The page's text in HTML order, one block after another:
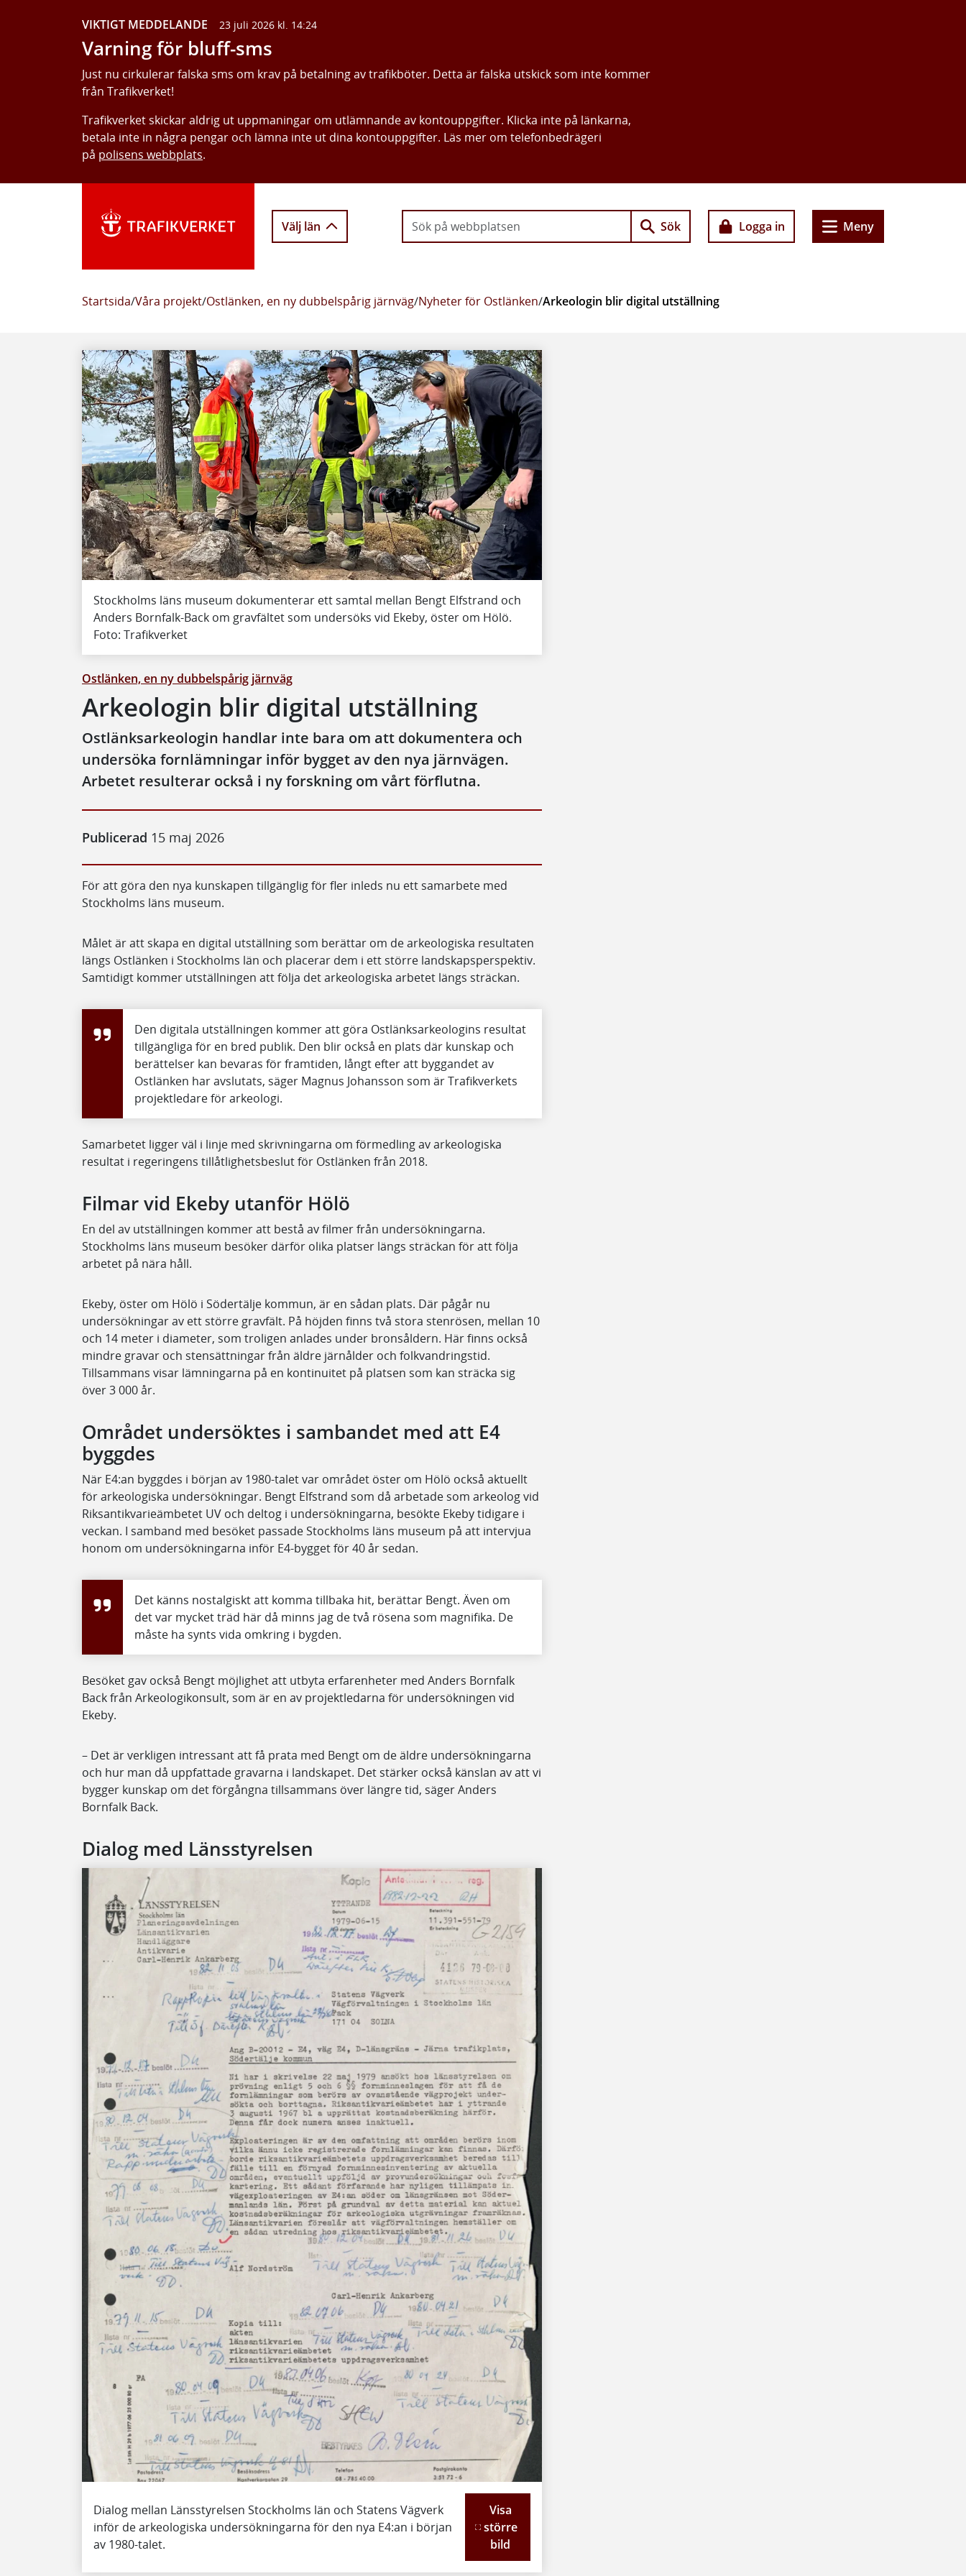
VIKTIGT MEDDELANDE 23 juli 2026 kl. 14:24
Varning för bluff-sms
Just nu cirkulerar falska sms om krav på betalning av trafikböter. Detta är falska utskick som inte kommer
från Trafikverket!
Trafikverket skickar aldrig ut uppmaningar om utlämnande av kontouppgifter. Klicka inte på länkarna,
betala inte in några pengar och lämna inte ut dina kontouppgifter. Läs mer om telefonbedrägeri
på polisens webbplats.
Välj län Sök Logga in Meny
Startsida/Våra projekt/Ostlänken, en ny dubbelspårig järnväg/Nyheter för Ostlänken/Arkeologin blir digital utställning
Stockholms läns museum dokumenterar ett samtal mellan Bengt Elfstrand och
Anders Bornfalk-Back om gravfältet som undersöks vid Ekeby, öster om Hölö.
Foto: Trafikverket
Ostlänken, en ny dubbelspårig järnväg
Arkeologin blir digital utställning
Ostlänksarkeologin handlar inte bara om att dokumentera och
undersöka fornlämningar inför bygget av den nya järnvägen.
Arbetet resulterar också i ny forskning om vårt förflutna.
Publicerad 15 maj 2026
För att göra den nya kunskapen tillgänglig för fler inleds nu ett samarbete med
Stockholms läns museum.
Målet är att skapa en digital utställning som berättar om de arkeologiska resultaten
längs Ostlänken i Stockholms län och placerar dem i ett större landskapsperspektiv.
Samtidigt kommer utställningen att följa det arkeologiska arbetet längs sträckan.
Den digitala utställningen kommer att göra Ostlänksarkeologins resultat
tillgängliga för en bred publik. Den blir också en plats där kunskap och
berättelser kan bevaras för framtiden, långt efter att byggandet av
Ostlänken har avslutats, säger Magnus Johansson som är Trafikverkets
projektledare för arkeologi.
Samarbetet ligger väl i linje med skrivningarna om förmedling av arkeologiska
resultat i regeringens tillåtlighetsbeslut för Ostlänken från 2018.
Filmar vid Ekeby utanför Hölö
En del av utställningen kommer att bestå av filmer från undersökningarna.
Stockholms läns museum besöker därför olika platser längs sträckan för att följa
arbetet på nära håll.
Ekeby, öster om Hölö i Södertälje kommun, är en sådan plats. Där pågår nu
undersökningar av ett större gravfält. På höjden finns två stora stenrösen, mellan 10
och 14 meter i diameter, som troligen anlades under bronsåldern. Här finns också
mindre gravar och stensättningar från äldre järnålder och folkvandringstid.
Tillsammans visar lämningarna på en kontinuitet på platsen som kan sträcka sig
över 3 000 år.
Området undersöktes i sambandet med att E4
byggdes
När E4:an byggdes i början av 1980-talet var området öster om Hölö också aktuellt
för arkeologiska undersökningar. Bengt Elfstrand som då arbetade som arkeolog vid
Riksantikvarieämbetet UV och deltog i undersökningarna, besökte Ekeby tidigare i
veckan. I samband med besöket passade Stockholms läns museum på att intervjua
honom om undersökningarna inför E4-bygget för 40 år sedan.
Det känns nostalgiskt att komma tillbaka hit, berättar Bengt. Även om
det var mycket träd här då minns jag de två rösena som magnifika. De
måste ha synts vida omkring i bygden.
Besöket gav också Bengt möjlighet att utbyta erfarenheter med Anders Bornfalk
Back från Arkeologikonsult, som är en av projektledarna för undersökningen vid
Ekeby.
– Det är verkligen intressant att få prata med Bengt om de äldre undersökningarna
och hur man då uppfattade gravarna i landskapet. Det stärker också känslan av att vi
bygger kunskap om det förgångna tillsammans över längre tid, säger Anders
Bornfalk Back.
Dialog med Länsstyrelsen
Dialog mellan Länsstyrelsen Stockholms län och Statens Vägverk
inför de arkeologiska undersökningarna för den nya E4:an i början
av 1980-talet.
Visa
större
bild